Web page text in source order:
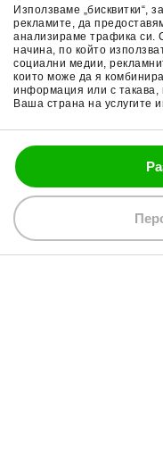
Използваме „бисквитки“,
рекламите, да
анализираме трафика
начина, по който
социални медии,
които може да я
информация или с такава,
Ваша страна на услугите
Общи условия
Поверителност
Политика за
088 200 7002
shop@bobimx.com